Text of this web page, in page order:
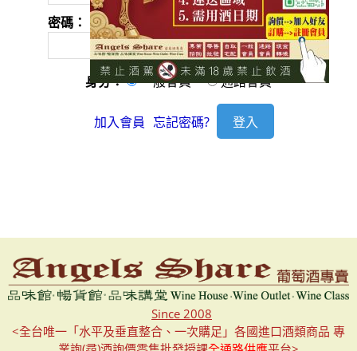
密碼：
身分： 一般會員 通路會員
加入會員 忘記密碼?
Since 2008
<全台唯一「水平及垂直整合、一次購足」各國進口酒類商品 專